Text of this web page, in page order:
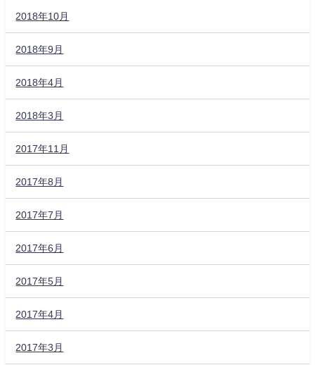
2018年10月
2018年9月
2018年4月
2018年3月
2017年11月
2017年8月
2017年7月
2017年6月
2017年5月
2017年4月
2017年3月